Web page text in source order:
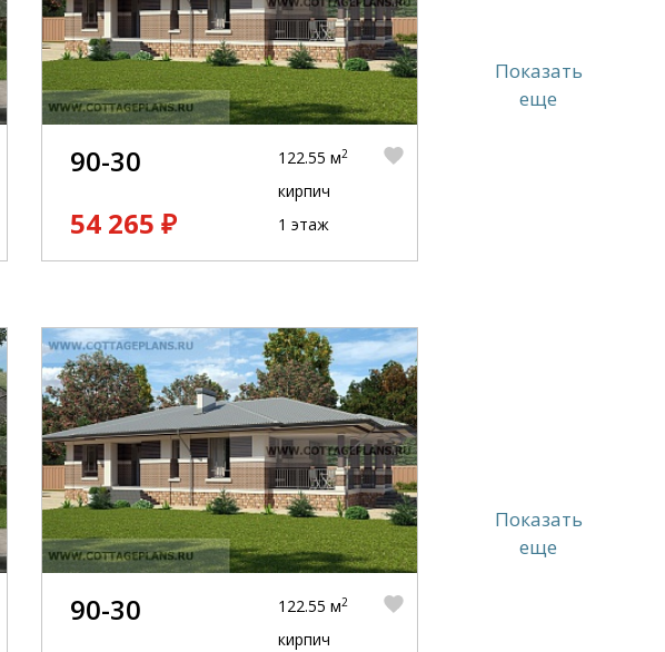
90-30
54 265 ₽
122.55 м2
кирпич
1 этаж
Показать
еще
90-30
122.55 м2
кирпич
Показать
еще